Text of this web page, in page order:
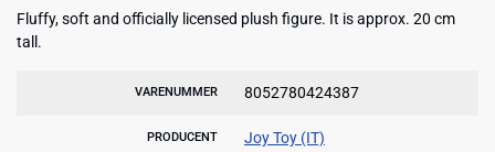
Fluffy, soft and officially licensed plush figure. It is approx. 20 cm
tall.
VARENUMMER 8052780424387
PRODUCENT Joy Toy (IT)